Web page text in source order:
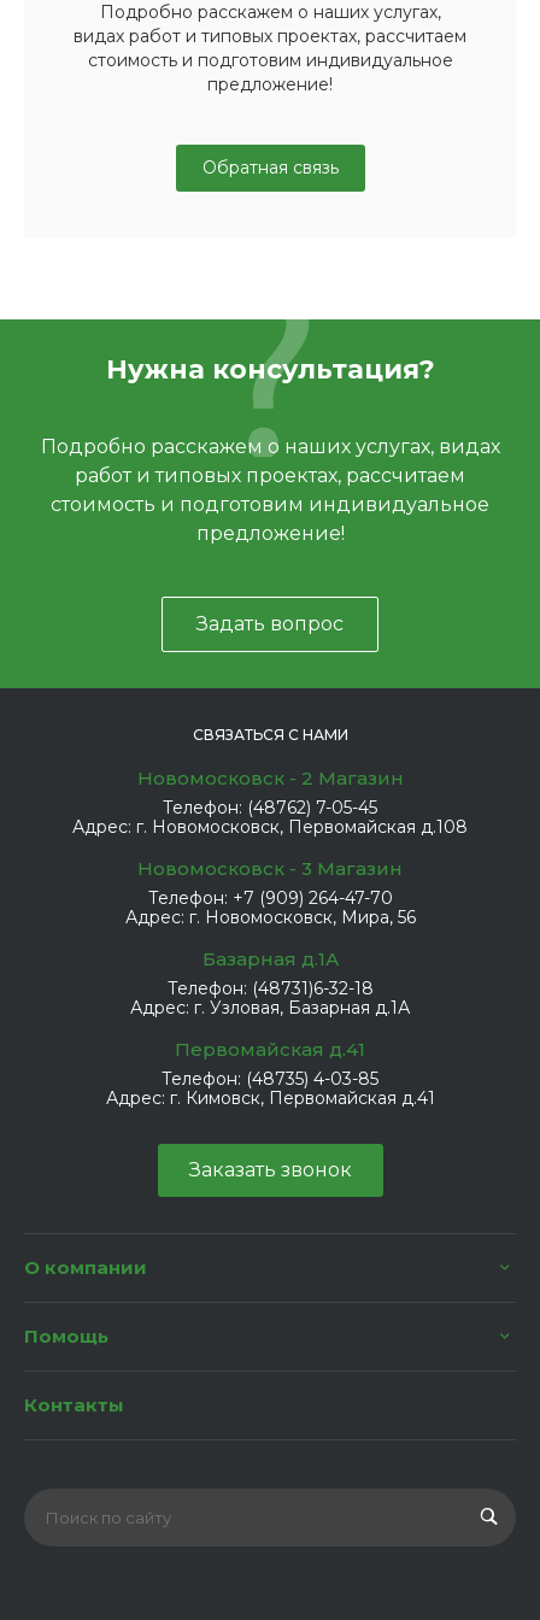
Подробно расскажем о наших услугах,
видах работ и типовых проектах, рассчитаем
стоимость и подготовим индивидуальное
предложение!
Обратная связь
Нужна консультация?
Подробно расскажем о наших услугах, видах
работ и типовых проектах, рассчитаем
стоимость и подготовим индивидуальное
предложение!
Задать вопрос
СВЯЗАТЬСЯ С НАМИ
Новомосковск - 2 Магазин
Телефон: (48762) 7-05-45
Адрес: г. Новомосковск, Первомайская д.108
Новомосковск - 3 Магазин
Телефон: +7 (909) 264-47-70
Адрес: г. Новомосковск, Мира, 56
Базарная д.1А
Телефон: (48731)6-32-18
Адрес: г. Узловая, Базарная д.1А
Первомайская д.41
Телефон: (48735) 4-03-85
Адрес: г. Кимовск, Первомайская д.41
Заказать звонок
О компании
Помощь
Контакты